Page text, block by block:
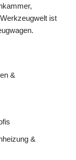
ist
&
&